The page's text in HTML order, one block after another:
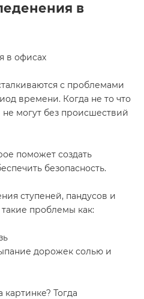
в
в офисах
с проблемами
времени. Когда не то что
могут без происшествий
поможет создать
безопасность.
ступеней, пандусов и
проблемы как:
дорожек солью и
картинке? Тогда